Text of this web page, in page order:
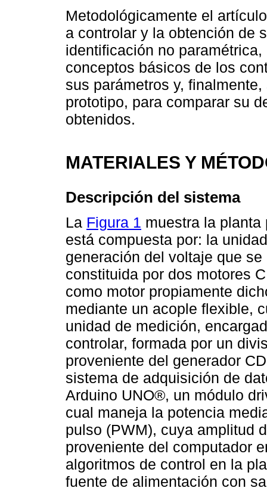
Metodológicamente el
a controlar y la obtención de
identificación no
conceptos básicos de los
sus parámetros y,
prototipo, para comparar su
obtenidos.
MATERIALES Y
Descripción del sistema
La Figura 1 muestra la
está compuesta por: la
generación del voltaje que
constituida por dos motores
como motor propiamente
mediante un acople flexible,
unidad de medición,
controlar, formada por un
proveniente del generador
sistema de adquisición de
Arduino UNO®, un módulo
cual maneja la potencia
pulso (PWM), cuya amplitud
proveniente del computador
algoritmos de control en la
fuente de alimentación con